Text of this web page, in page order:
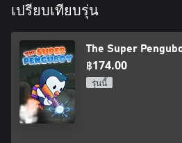
เปรียบเทียบรุ่น
The Super
฿174.00
รุ่นนี้